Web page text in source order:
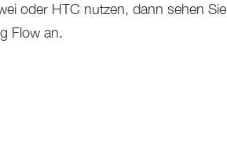
oder HTC nutzen, dann sehen Sie
Flow an.